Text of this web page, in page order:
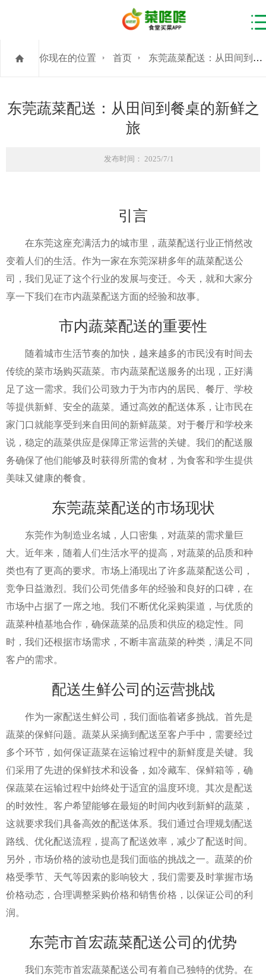
你现在的位置 首页 东莞蔬菜配送：从田间到餐桌的新鲜之旅
东莞蔬菜配送：从田间到餐桌的新鲜之
旅
发布时间： 2025/7/1
引言
在东莞这座充满活力的城市里，蔬菜配送行业正悄然改
变着人们的生活。作为一家在东莞深耕多年的蔬菜配送公
司，我们见证了这个行业的发展与变迁。今天，就和大家分
享一下我们在市内蔬菜配送方面的经验和故事。
市内蔬菜配送的重要性
随着城市生活节奏的加快，越来越多的市民没有时间去
传统的菜市场购买蔬菜。市内蔬菜配送服务的出现，正好满
足了这一需求。我们公司致力于为市内的居民、餐厅、学校
等提供新鲜、安全的蔬菜。通过高效的配送体系，让市民在
家门口就能享受到来自田间的新鲜蔬菜。对于餐厅和学校来
说，稳定的蔬菜供应是保障正常运营的关键。我们的配送服
务确保了他们能够及时获得所需的食材，为食客和学生提供
美味又健康的餐食。
东莞蔬菜配送的市场现状
东莞作为制造业名城，人口密集，对蔬菜的需求量巨
大。近年来，随着人们生活水平的提高，对蔬菜的品质和种
类也有了更高的要求。市场上涌现出了许多蔬菜配送公司，
竞争日益激烈。我们公司凭借多年的经验和良好的口碑，在
市场中占据了一席之地。我们不断优化采购渠道，与优质的
蔬菜种植基地合作，确保蔬菜的品质和供应的稳定性。同
时，我们还根据市场需求，不断丰富蔬菜的种类，满足不同
客户的需求。
配送生鲜公司的运营挑战
作为一家配送生鲜公司，我们面临着诸多挑战。首先是
蔬菜的保鲜问题。蔬菜从采摘到配送至客户手中，需要经过
多个环节，如何保证蔬菜在运输过程中的新鲜度是关键。我
们采用了先进的保鲜技术和设备，如冷藏车、保鲜箱等，确
保蔬菜在运输过程中始终处于适宜的温度环境。其次是配送
的时效性。客户希望能够在最短的时间内收到新鲜的蔬菜，
这就要求我们具备高效的配送体系。我们通过合理规划配送
路线、优化配送流程，提高了配送效率，减少了配送时间。
另外，市场价格的波动也是我们面临的挑战之一。蔬菜的价
格受季节、天气等因素的影响较大，我们需要及时掌握市场
价格动态，合理调整采购价格和销售价格，以保证公司的利
润。
东莞市首宏蔬菜配送公司的优势
我们东莞市首宏蔬菜配送公司有着自己独特的优势。在